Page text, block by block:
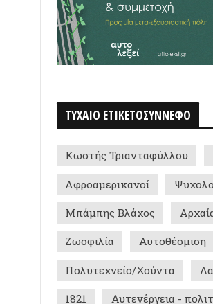
Κωστής Τριανταφύλλου Φουκώ
Αφροαμερικανοί Ψυχολογία
Αυτοθέσμιση Ουκρανία
Πολυτεχνείο/Χούντα Λατινική Αμερική
Αυτενέργεια - πολιτική ομάδα
Ελευθεριακός δημοτισμός / Αυτοδιοίκηση
Λογοτεχνία Αποαποικιοποίηση
Έμμα Γκόλντμαν
Δημήτρης Ρουσσόπουλος Δικαιοσύνη